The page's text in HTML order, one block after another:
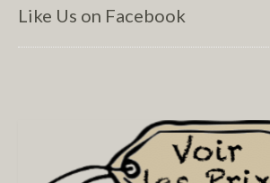
Like Us on Facebook